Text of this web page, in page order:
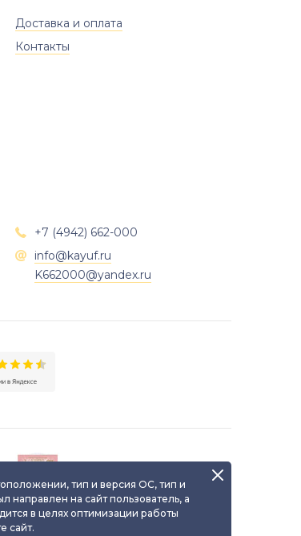
Доставка и оплата
Контакты
 +7 (4942) 662-000

info@kayuf.ru
K662000@yandex.ru
ювелирного изделия
тип и версия ОС, тип и
направлен на сайт пользователь, а
в целях оптимизации работы
сайт.